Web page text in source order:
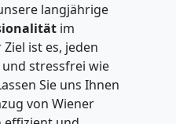
langjährige
im
ist es, jeden
stressfrei wie
Sie uns Ihnen
von Wiener